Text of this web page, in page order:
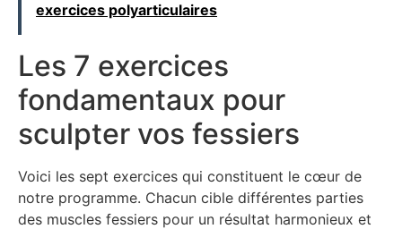
exercices polyarticulaires
Les 7 exercices
fondamentaux pour
sculpter vos fessiers
Voici les sept exercices qui constituent le cœur de
notre programme. Chacun cible différentes parties
des muscles fessiers pour un résultat harmonieux et